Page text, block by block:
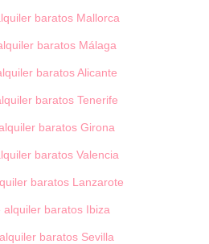
baratos Mallorca
baratos Málaga
baratos Alicante
baratos Tenerife
baratos Girona
baratos Valencia
baratos Lanzarote
alquiler baratos Ibiza
baratos Sevilla